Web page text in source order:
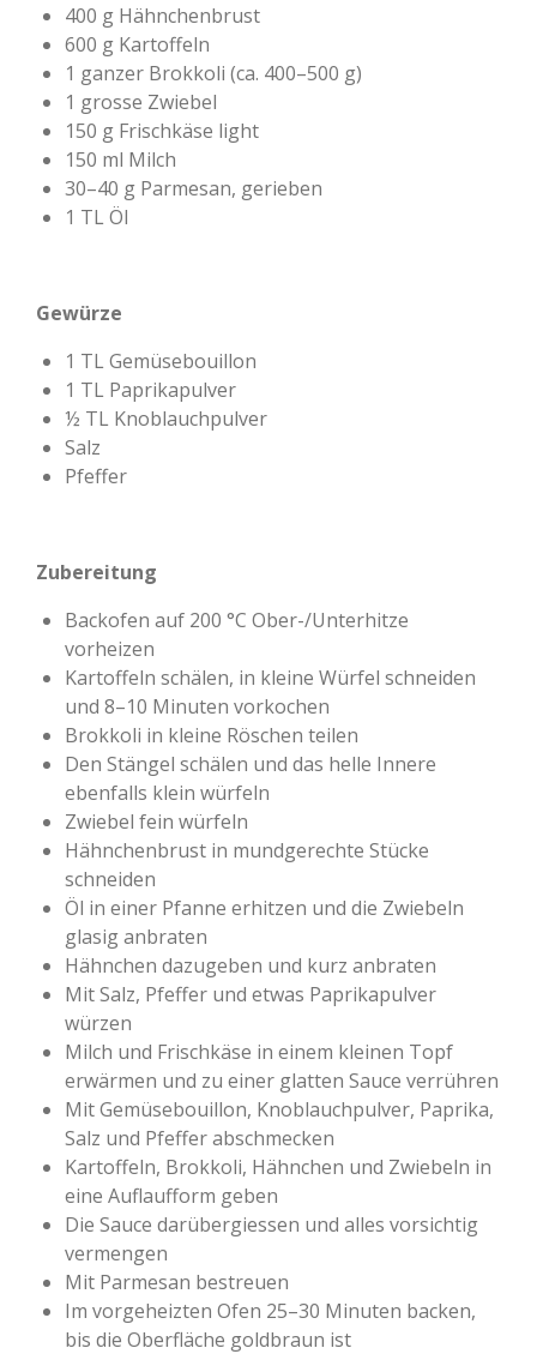
400 g Hähnchenbrust
600 g Kartoffeln
1 ganzer Brokkoli (ca. 400–500 g)
1 grosse Zwiebel
150 g Frischkäse light
150 ml Milch
30–40 g Parmesan, gerieben
1 TL Öl
Gewürze
1 TL Gemüsebouillon
1 TL Paprikapulver
½ TL Knoblauchpulver
Salz
Pfeffer
Zubereitung
Backofen auf 200 °C Ober-/Unterhitze
vorheizen
Kartoffeln schälen, in kleine Würfel schneiden
und 8–10 Minuten vorkochen
Brokkoli in kleine Röschen teilen
Den Stängel schälen und das helle Innere
ebenfalls klein würfeln
Zwiebel fein würfeln
Hähnchenbrust in mundgerechte Stücke
schneiden
Öl in einer Pfanne erhitzen und die Zwiebeln
glasig anbraten
Hähnchen dazugeben und kurz anbraten
Mit Salz, Pfeffer und etwas Paprikapulver
würzen
Milch und Frischkäse in einem kleinen Topf
erwärmen und zu einer glatten Sauce verrühren
Mit Gemüsebouillon, Knoblauchpulver, Paprika,
Salz und Pfeffer abschmecken
Kartoffeln, Brokkoli, Hähnchen und Zwiebeln in
eine Auflaufform geben
Die Sauce darübergiessen und alles vorsichtig
vermengen
Mit Parmesan bestreuen
Im vorgeheizten Ofen 25–30 Minuten backen,
bis die Oberfläche goldbraun ist